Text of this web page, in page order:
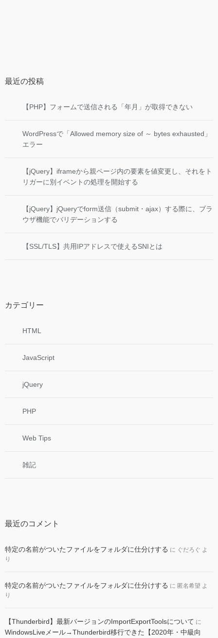
最近の投稿
【PHP】フォームで送信される「年月」が取得できない
WordPressで「Allowed memory size of ～ bytes exhausted」
エラー
【jQuery】iframeから親ページ内の要素を値変更し、それをト
リガーに別イベントの処理を開始する
【jQuery】jQueryでform送信（submit・ajax）する際に、ブラ
ウザ機能でバリデーションする
【SSL/TLS】共用IPアドレスで使えるSNIとは
カテゴリー
HTML
JavaScript
jQuery
PHP
Web Tips
雑記
最近のコメント
特定の名前がついたファイルをフォルダに仕分けする に ぐだろぐ よ
り
特定の名前がついたファイルをフォルダに仕分けする に 匿名希望 よ
り
【Thunderbird】最新バージョンのImportExportToolsについて に
WindowsLiveメール→Thunderbird移行できた【2020年・中級向